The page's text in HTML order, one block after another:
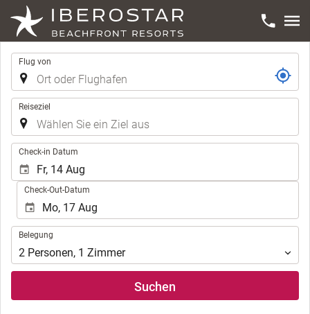
Strecke
Flug von
Reiseziel
Check-in Datum
Check-Out-Datum
Belegung
Belegung
2 Personen, 1 Zimmer
Suchen